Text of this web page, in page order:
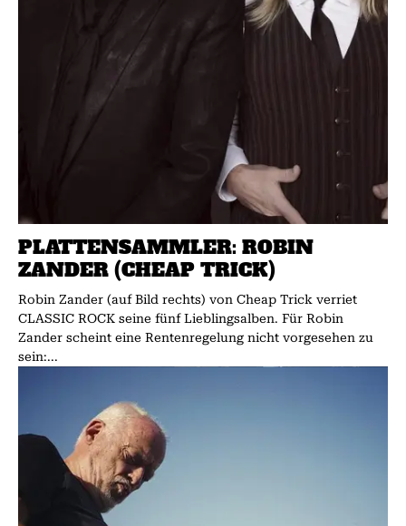
PLATTENSAMMLER: ROBIN
ZANDER (CHEAP TRICK)
Robin Zander (auf Bild rechts) von Cheap Trick verriet
CLASSIC ROCK seine fünf Lieblingsalben. Für Robin
Zander scheint eine Rentenregelung nicht vorgesehen zu
sein:...